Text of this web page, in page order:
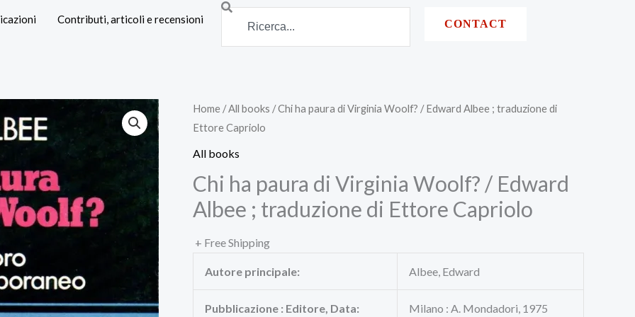
Contributi, articoli e recensioni Search
CONTACT
Home /All books / Chi ha paura di Virginia Woolf? / Edward Albee ; traduzione di
Ettore Capriolo
All books
Chi ha paura di Virginia Woolf? / Edward
Albee ; traduzione di Ettore Capriolo
+ Free Shipping
Autore principale: Albee, Edward
Pubblicazione : Editore, Data: Milano : A. Mondadori, 1975